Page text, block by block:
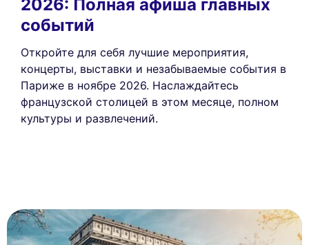
2026: Полная афиша главных
событий
Откройте для себя лучшие мероприятия,
концерты, выставки и незабываемые события в
Париже в ноябре 2026. Наслаждайтесь
французской столицей в этом месяце, полном
культуры и развлечений.